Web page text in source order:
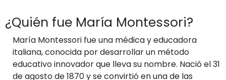
¿Quién fue María Montessori?
María Montessori fue una médica y educadora
italiana, conocida por desarrollar un método
educativo innovador que lleva su nombre. Nació el 31
de agosto de 1870 y se convirtió en una de las